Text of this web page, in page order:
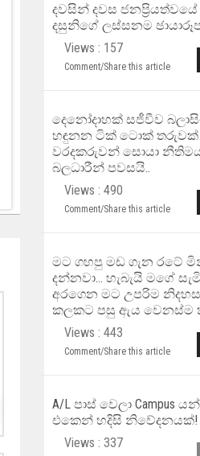
දවසින් දවස
දසුනිගේ ලස්සනම
Views : 157
Comment/Share this article
දෙනෝදාහක් සජීවීව
හඳුනන ටික් ටොක් තරුවක්
වරදකරුවන් සොයා
බලධාරීන් පවසයි..
Views : 490
Comment/Share this article
මට ගහපු මඩ ගැන රටේ
දන්නවා... හැබැයි මගේ
අරගෙන මට උපරිම නිදහස
කලකට පසු ඇය වෙනස්ම
Views : 443
Comment/Share this article
A/L පාස් වෙලා Campus
එකෙන් හදිසි නිවේදනයක්!
Views : 337